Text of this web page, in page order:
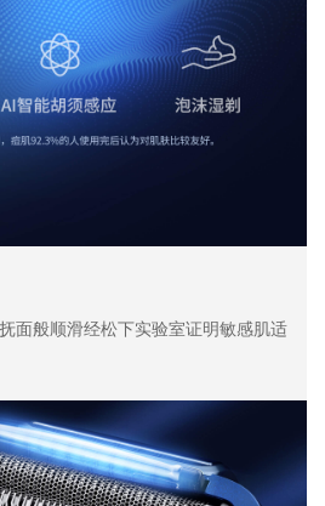
面般顺滑经松下实验室证明敏感肌适